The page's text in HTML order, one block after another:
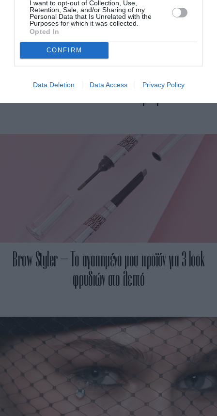
I want to opt-out of Collection, Use,
Retention, Sale, and/or Sharing of my
Personal Data that Is Unrelated with the
Purposes for which it was collected.
Opted In
CONFIRM
Data Deletion Data Access Privacy Policy
Λύνουμε κάθε απορία για το Micropigmentation: Η
πρωτοποριακή τεχνική για τέλεια φρύδια – Οι
Brow Styler – Το αγαπημένο μου προϊόν για 3 look
φρυδιών στο λεπτό